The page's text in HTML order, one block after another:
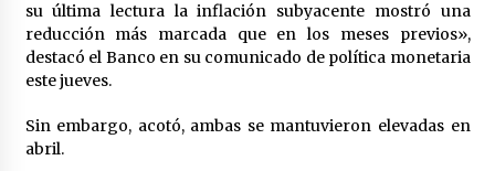
Sheinbaum descarta reunión entre CNTE y
Segob: «ya dimos nuestras propuestas»
Zar antidrogas de EE.UU.: “vamos por los
su última lectura la inflación subyacente mostró una
reducción más marcada que en los meses previos»,
destacó el Banco en su comunicado de política monetaria
este jueves.
Sin embargo, acotó, ambas se mantuvieron elevadas en
abril.